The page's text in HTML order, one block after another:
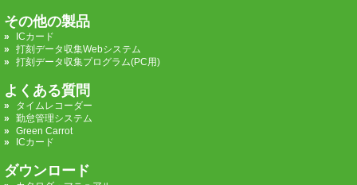
その他の製品
ICカード
打刻データ収集Webシステム
打刻データ収集プログラム(PC用)
よくある質問
タイムレコーダー
勤怠管理システム
Green Carrot
ICカード
ダウンロード